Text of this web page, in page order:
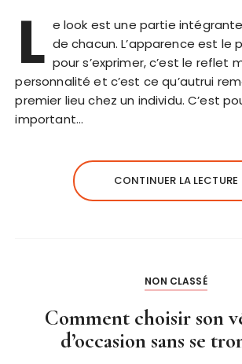
L e look est une partie
de chacun. L’apparence est le
pour s’exprimer, c’est le reflet
personnalité et c’est ce qu’autrui
premier lieu chez un individu. C’est
important…
CONTINUER LA LECTURE
NON CLASSÉ
Comment choisir son
d’occasion sans se